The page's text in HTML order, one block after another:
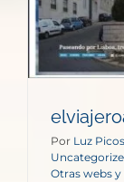
Por Luz
Otras webs